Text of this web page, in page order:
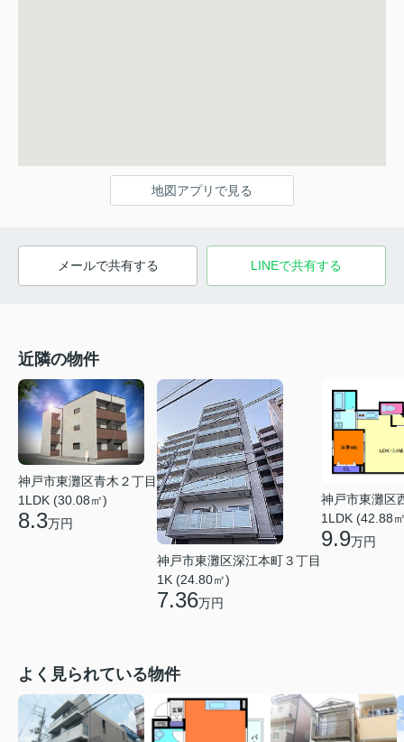
地図アプリで見る
メールで共有する LINEで共有する
近隣の物件
神戸市東灘区青木２丁目
1LDK (30.08㎡)
8.3万円
神戸市東灘区深江本町３丁目
1K (24.80㎡)
7.36万円
神戸市東灘区
1LDK (42.88
9.9万円
よく見られている物件